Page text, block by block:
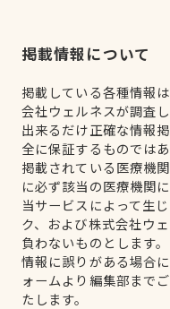
掲載情報について
掲載している各種情報
会社ウェルネスが調査
出来るだけ正確な情報
全に保証するものではあ
掲載されている医療機
に必ず該当の医療機関
当サービスによって生
ク、および株式会社ウ
負わないものとします。
情報に誤りがある場合
ォームより編集部まで
たします。